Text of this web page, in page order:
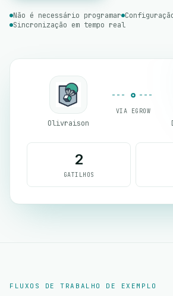
Não é necessário programar
Sincronização em tempo real
Olivraison
VIA EGROW
2
GATILHOS
FLUXOS DE TRABALHO DE EXEMPLO